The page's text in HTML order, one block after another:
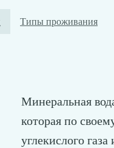
Типы проживания
Минеральная
которая по
углекислого